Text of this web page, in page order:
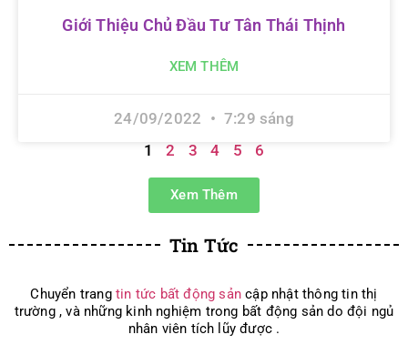
Giới Thiệu Chủ Đầu Tư Tân Thái Thịnh
XEM THÊM
24/09/2022
7:29 sáng
1
2 3 4 5 6
Xem Thêm
Tin Tức
Chuyển trang tin tức bất động sản cập nhật thông tin thị
trường , và những kinh nghiệm trong bất động sản do đội ngủ
nhân viên tích lũy được .